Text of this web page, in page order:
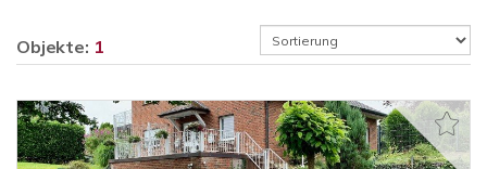
Objekte: 1